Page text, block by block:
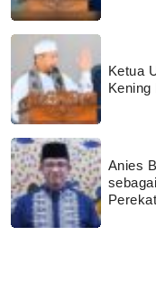
Ketua
Kening
Anies